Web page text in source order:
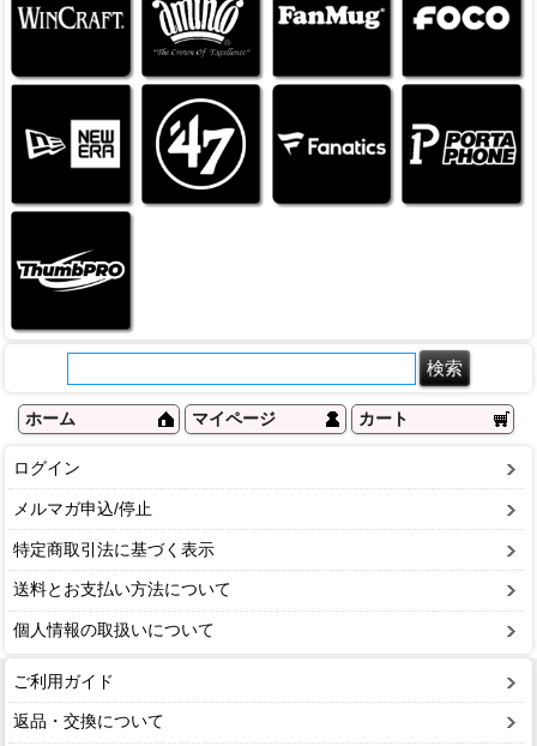
ホーム マイページ カート
ログイン
メルマガ申込/停止
特定商取引法に基づく表示
送料とお支払い方法について
個人情報の取扱いについて
ご利用ガイド
返品・交換について